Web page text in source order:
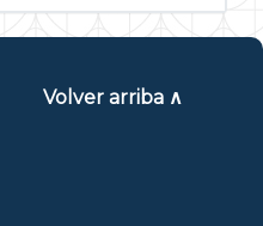
Volver arriba ∧